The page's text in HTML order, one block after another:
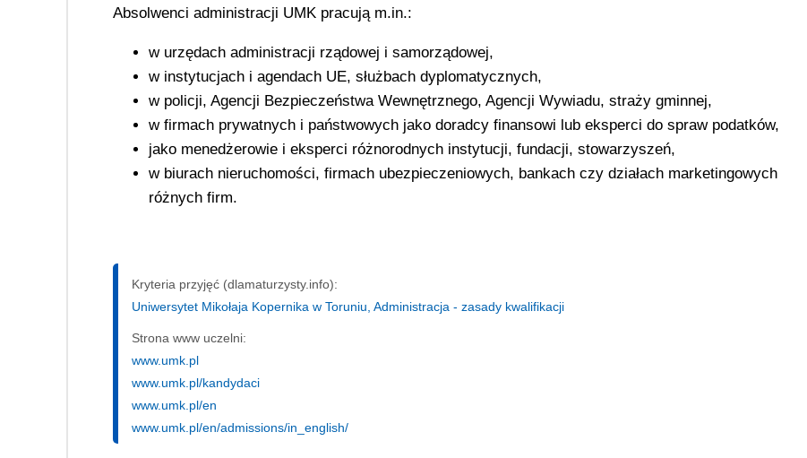
Absolwenci administracji UMK pracują m.in.:
w urzędach administracji rządowej i samorządowej,
w instytucjach i agendach UE, służbach dyplomatycznych,
w policji, Agencji Bezpieczeństwa Wewnętrznego, Agencji Wywiadu, straży gminnej,
w firmach prywatnych i państwowych jako doradcy finansowi lub eksperci do spraw podatków,
jako menedżerowie i eksperci różnorodnych instytucji, fundacji, stowarzyszeń,
w biurach nieruchomości, firmach ubezpieczeniowych, bankach czy działach marketingowych
różnych firm.
Kryteria przyjęć (dlamaturzysty.info):
Uniwersytet Mikołaja Kopernika w Toruniu, Administracja - zasady kwalifikacji
Strona www uczelni:
www.umk.pl
www.umk.pl/kandydaci
www.umk.pl/en
www.umk.pl/en/admissions/in_english/